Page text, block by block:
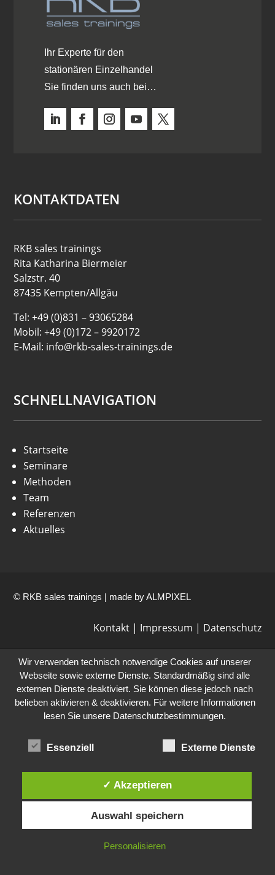
Ihr Experte für den
stationären Einzelhandel
Sie finden uns auch bei…
KONTAKTDATEN
RKB sales trainings
Rita Katharina Biermeier
Salzstr. 40
87435 Kempten/Allgäu
Tel: +49 (0)831 – 93065284
Mobil: +49 (0)172 – 9920172
E-Mail: info@rkb-sales-trainings.de
SCHNELLNAVIGATION
Startseite
Seminare
Methoden
Team
Referenzen
Aktuelles
© RKB sales trainings | made byALMPIXEL
Kontakt| Impressum | Datenschutz
Wir verwenden technisch notwendige Cookies auf unserer
Webseite sowie externe Dienste. Standardmäßig sind alle
externen Dienste deaktiviert. Sie können diese jedoch nach
belieben aktivieren & deaktivieren. Für weitere Informationen
lesen Sie unsere Datenschutzbestimmungen.
Essenziell Externe Dienste
✓ Akzeptieren
Auswahl speichern
Personalisieren